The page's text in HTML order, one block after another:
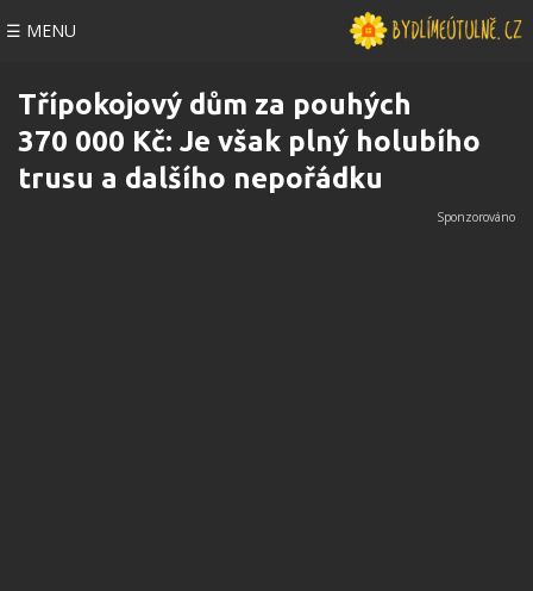
☰ MENU
Třípokojový dům za pouhých
370 000 Kč: Je však plný holubího
trusu a dalšího nepořádku